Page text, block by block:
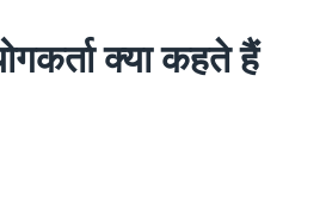
क्या कहते हैं